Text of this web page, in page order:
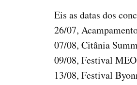
Eis as datas dos
26/07,
07/08, Citânia
09/08, Festival
13/08, Festival